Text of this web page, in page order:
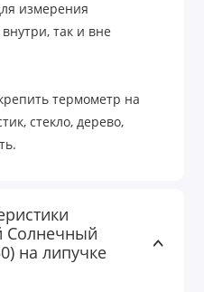
измерения
так и вне
термометр на
стекло, дерево,
Солнечный
на липучке